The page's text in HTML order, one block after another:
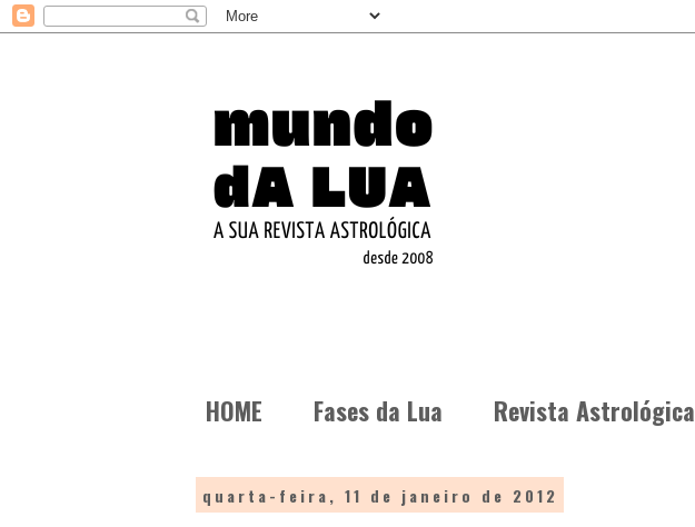
HOME Fases da Lua Revista Astrológica
quarta-feira, 11 de janeiro de 2012